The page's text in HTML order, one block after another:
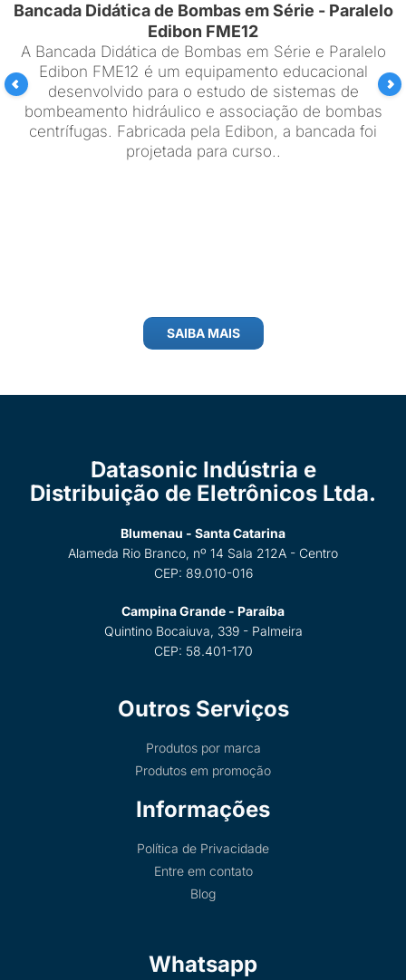
Bancada Didática de Bombas em Série - Paralelo
Edibon FME12
A Bancada Didática de Bombas em Série e Paralelo
Edibon FME12 é um equipamento educacional
desenvolvido para o estudo de sistemas de
bombeamento hidráulico e associação de bombas
centrífugas. Fabricada pela Edibon, a bancada foi
projetada para curso..
SAIBA MAIS
Datasonic Indústria e
Distribuição de Eletrônicos Ltda.
Blumenau - Santa Catarina
Alameda Rio Branco, nº 14 Sala 212A - Centro
CEP: 89.010-016
Campina Grande - Paraíba
Quintino Bocaiuva, 339 - Palmeira
CEP: 58.401-170
Outros Serviços
Produtos por marca
Produtos em promoção
Informações
Política de Privacidade
Entre em contato
Blog
Whatsapp